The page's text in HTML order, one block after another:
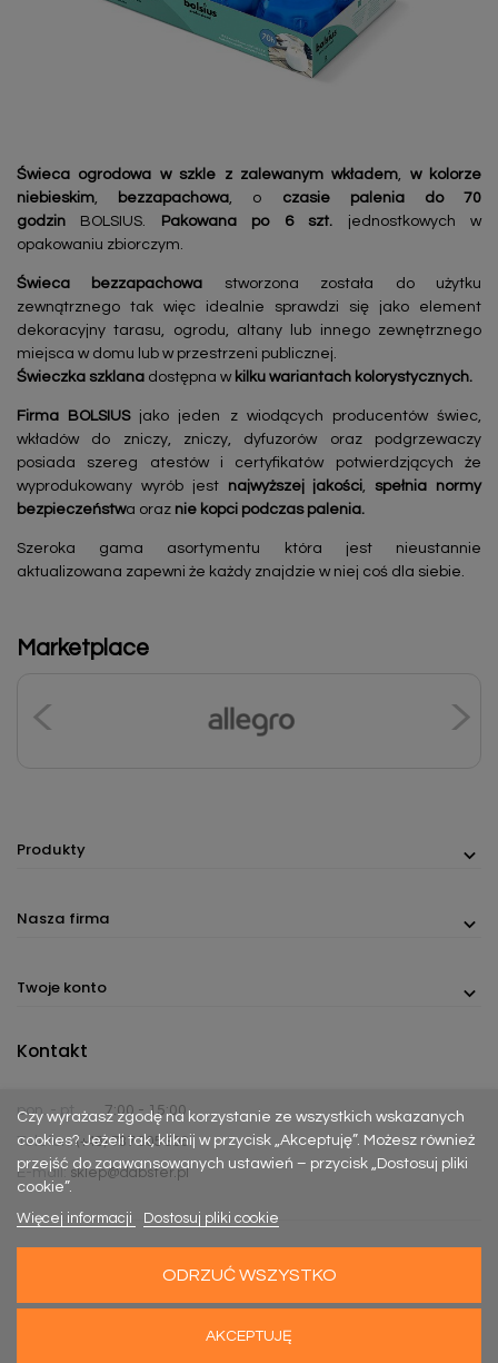
Świeca ogrodowa w szkle z zalewanym wkładem, w kolorze
niebieskim, bezzapachowa, o
czasie palenia do 70
godzin BOLSIUS. Pakowana po 6 szt. jednostkowych w
opakowaniu zbiorczym.
Świeca bezzapachowa stworzona została do użytku
zewnątrznego tak więc idealnie sprawdzi się jako element
dekoracyjny tarasu, ogrodu, altany lub innego zewnętrznego
miejsca w domu lub w przestrzeni publicznej.
Świeczka szklana dostępna w kilku wariantach kolorystycznych.
Firma BOLSIUSjako jeden z wiodących producentów świec,
wkładów do zniczy, zniczy, dyfuzorów oraz podgrzewaczy
posiada szereg atestów i certyfikatów potwierdzjących że
wyprodukowany wyrób jest
najwyższej jakości,spełnia normy
bezpieczeństwa oraz nie kopci podczas palenia.
Szeroka gama asortymentu która jest nieustannie
aktualizowana zapewni że każdy znajdzie w niej coś dla siebie.
Marketplace
Produkty
Nasza firma
Twoje konto
Czy wyrażasz zgodę na korzystanie ze wszystkich wskazanych
cookies? Jeżeli tak, kliknij w przycisk „Akceptuję”. Możesz również
przejść do zaawansowanych ustawień – przycisk „Dostosuj pliki
cookie”.
Więcej informacji
Dostosuj pliki cookie
ODRZUĆ WSZYSTKO
AKCEPTUJĘ
Kontakt
pon. - pt.
7:00 - 15:00
Telefon:(+48) 737 305 306
E-mail: sklep@dabster.pl
MiyoStudio